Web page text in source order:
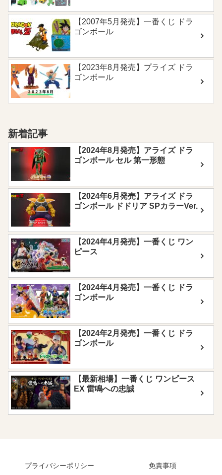
【2007年5月発売】一番くじ ドラ
ゴンボール
【2023年8月発売】プライズ ドラ
ゴンボール
新着記事
【2024年8月発売】アライズ ドラ
ゴンボール セル 第一形態
【2024年6月発売】アライズ ドラ
ゴンボール ドドリア SPカラーVer.
【2024年4月発売】一番くじ ワン
ピース
【2024年4月発売】一番くじ ドラ
ゴンボール
【2024年2月発売】一番くじ ドラ
ゴンボール
【最新相場】一番くじ ワンピース
EX 雷鳴への忠誠
プライバシーポリシー 免責事項